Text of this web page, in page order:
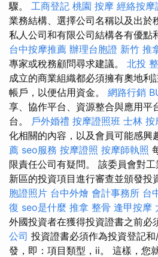
驟。 工商登記 桃園 按摩 經絡按摩
業務結構、選擇公司名稱以及出於
私人公司和有限公司結構各有優點
台中按摩推薦 辦理台胞證 新竹 推
專家或稅務顧問尋求建議。 北投
成立的商業組織都必須擁有奧地利
帳戶，以便佔用資金。 網路行銷
享、協作平台、資源整合與應用平
台。 戶外婚禮 按摩證照班 士林 按
化相關的內容，以及會員可能感興
薦 seo服務 按摩證照 按摩師執照
限責任公司有疑問。 該委員會對
新區的投資項目進行審查並頒發投
胞證照片 台中外燴 會計事務所 台
復 seo是什麼 推拿 整骨 逢甲按摩
外國投資者在獲得投資證書之前必
公司 投資證書必須作為投資登記
發，即：項目類型，ii。 這樣，您